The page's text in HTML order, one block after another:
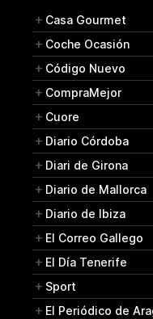
Casa Gourmet
Coche Ocasión
Código Nuevo
CompraMejor
Cuore
Diario Córdoba
Diari de Girona
Diario de Mallorca
Diario de Ibiza
El Correo Gallego
El Día Tenerife
Sport
El Periódico de